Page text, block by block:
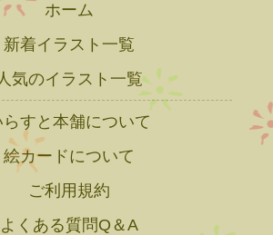
ホーム
新着イラスト一覧
気のイラスト一覧
らすと本舗について
絵カードについて
ご利用規約
よくある質問Q＆A